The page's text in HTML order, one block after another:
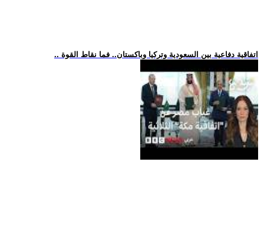
.. اتفاقية دفاعية بين السعودية وتركيا وباكستان.. فما نقاط القوة